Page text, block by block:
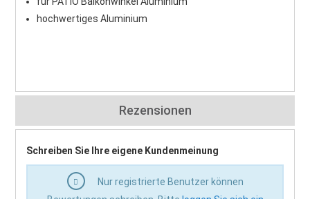
hochwertiges Aluminium
Rezensionen
Schreiben Sie Ihre eigene Kundenmeinung
Nur registrierte Benutzer können